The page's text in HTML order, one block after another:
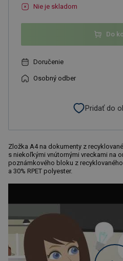
Nie je skladom
Do
Doručenie
Osobný odber
Pridať do
Zložka A4 na dokumenty z
s niekoľkými vnútornými vreckami na
poznámkového bloku z
a 30% RPET polyester.